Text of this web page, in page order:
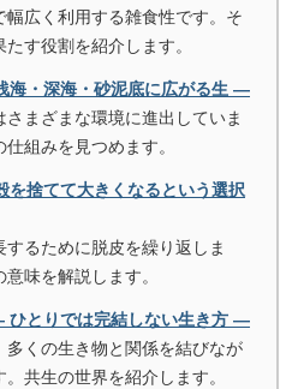
広く利用する雑食性です。そ
す役割を紹介します。
海・深海・砂泥底に広がる生 ―
まざまな環境に進出していま
組みを見つめます。
捨てて大きくなるという選択
るために脱皮を繰り返しま
味を解説します。
ひとりでは完結しない生き方 ―
くの生き物と関係を結びなが
共生の世界を紹介します。